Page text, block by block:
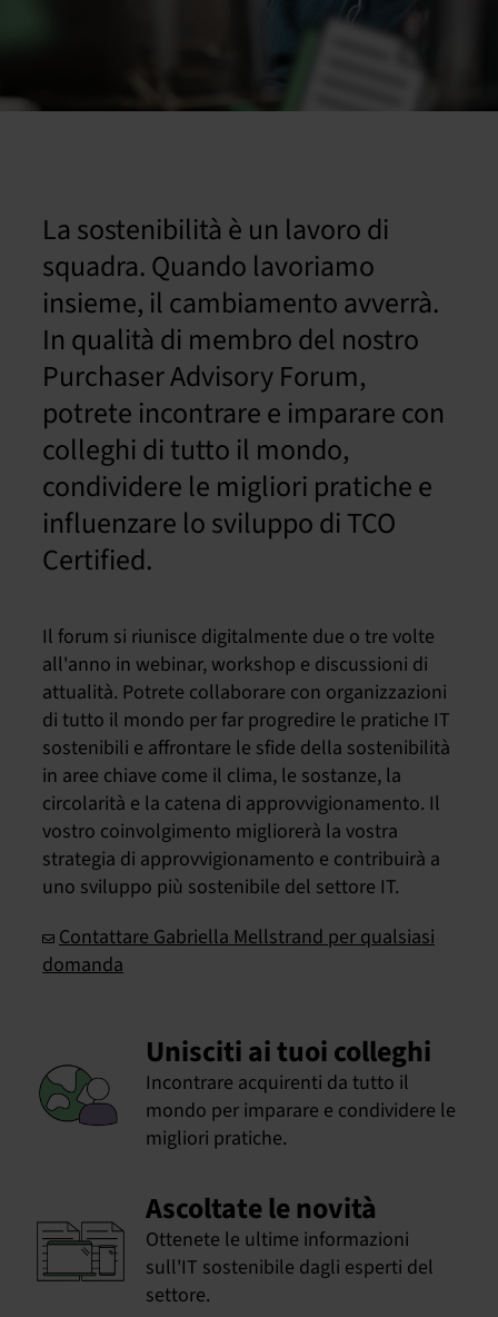
La sostenibilità è un lavoro di
squadra. Quando lavoriamo
insieme, il cambiamento avverrà.
In qualità di membro del nostro
Purchaser Advisory Forum,
potrete incontrare e imparare con
colleghi di tutto il mondo,
condividere le migliori pratiche e
influenzare lo sviluppo di TCO
Certified.
Il forum si riunisce digitalmente due o tre volte
all'anno in webinar, workshop e discussioni di
attualità. Potrete collaborare con organizzazioni
di tutto il mondo per far progredire le pratiche IT
sostenibili e affrontare le sfide della sostenibilità
in aree chiave come il clima, le sostanze, la
circolarità e la catena di approvvigionamento. Il
vostro coinvolgimento migliorerà la vostra
strategia di approvvigionamento e contribuirà a
uno sviluppo più sostenibile del settore IT.
Contattare Gabriella Mellstrand per qualsiasi
domanda
Unisciti ai tuoi colleghi
Incontrare acquirenti da tutto il
mondo per imparare e condividere le
migliori pratiche.
Ascoltate le novità
Ottenete le ultime informazioni
sull'IT sostenibile dagli esperti del
settore.